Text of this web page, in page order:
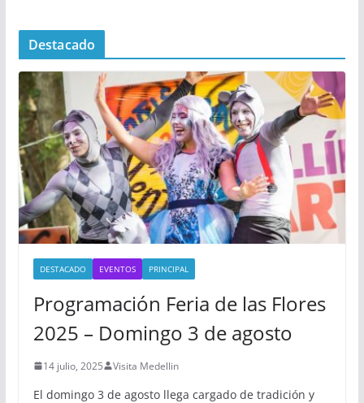
Destacado
DESTACADO EVENTOS PRINCIPAL
Programación Feria de las Flores
2025 – Domingo 3 de agosto
14 julio, 2025 Visita Medellin
El domingo 3 de agosto llega cargado de tradición y